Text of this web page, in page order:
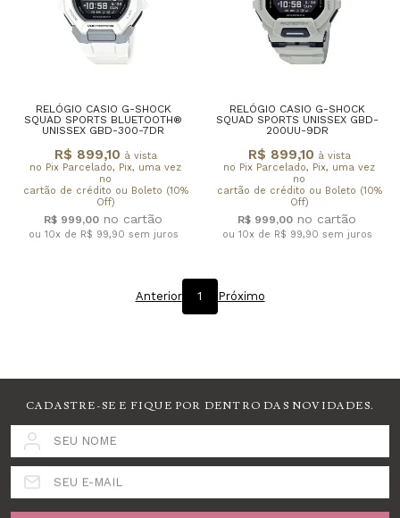
RELÓGIO CASIO G-SHOCK
SQUAD SPORTS BLUETOOTH®
UNISSEX GBD-300-7DR
R$ 899,10 à vista
no Pix Parcelado, Pix, uma vez
no
cartão de crédito ou Boleto (10%
Off)
R$ 999,00
ou 10x de R$ 99,90 sem juros
RELÓGIO CASIO G-SHOCK
SQUAD SPORTS UNISSEX GBD-
200UU-9DR
R$ 899,10 à vista
no Pix Parcelado, Pix, uma vez
no
cartão de crédito ou Boleto (10%
Off)
R$ 999,00
ou 10x de R$ 99,90 sem juros
Anterior 1 Próximo
CADASTRE-SE E FIQUE POR DENTRO DAS NOVIDADES.
SEU NOME
SEU E-MAIL